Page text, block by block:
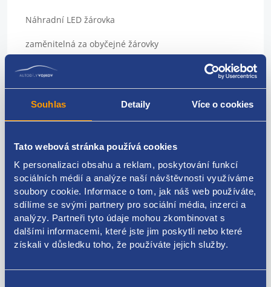
Souhlas Detaily Více o cookies
Tato webová stránka používá cookies
K personalizaci obsahu a reklam, poskytování funkcí
sociálních médií a analýze naší návštěvnosti využíváme
soubory cookie. Informace o tom, jak náš web používáte,
sdílíme se svými partnery pro sociální média, inzerci a
analýzy. Partneři tyto údaje mohou zkombinovat s
dalšími informacemi, které jste jim poskytli nebo které
získali v důsledku toho, že používáte jejich služby.
Náhradní LED žárovka
zaměnitelná za obyčejné žárovky
Sada 4ks
použití: panely topení, přístrojové štíty, podsvícení
přístrojů
napájecí napětí 12 V
vynikající do vozidel, kde dochází k častému praskání
klasických žárovek
pro všechny osobní vozy, dodávky a motocykly s